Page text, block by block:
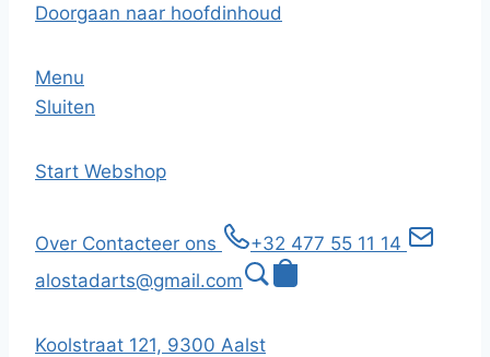
Doorgaan naar hoofdinhoud
Menu
Sluiten
Start Webshop
Over Contacteer ons
+32 477 55 11 14
alostadarts@gmail.com
Koolstraat 121, 9300 Aalst